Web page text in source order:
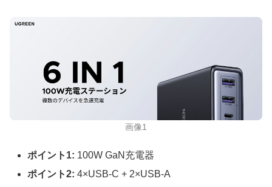
画像1
ポイント1: 100W GaN充電器
ポイント2: 4×USB-C + 2×USB-A